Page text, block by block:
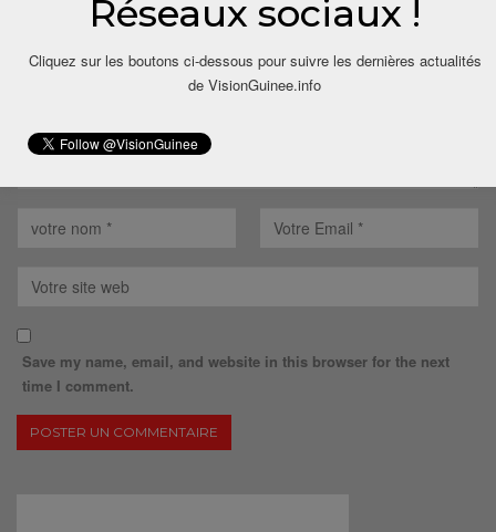
Save my name, email, and website in this browser for the next
time I comment.
Réseaux sociaux !
Cliquez sur les boutons ci-dessous pour suivre les dernières actualités
de VisionGuinee.info